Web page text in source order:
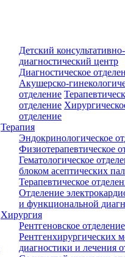
Детский консультативно-
диагностический центр
Диагностическое
Акушерско-
отделение
отделение
отделение
Терапия
Эндокринологическое
Физиотерапевтическое
Гематологическое
блоком асептических
Терапевтическое
Отделение
и функциональной
Хирургия
Рентгеновское отделение
Рентгенхирургических
диагностики и лечения